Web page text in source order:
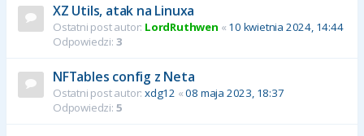
XZ Utils, atak na Linuxa
Ostatni post autor: LordRuthwen « 10 kwietnia 2024, 14:44
Odpowiedzi: 3
NFTables config z Neta
Ostatni post autor: xdg12 «08 maja 2023, 18:37
Odpowiedzi: 5